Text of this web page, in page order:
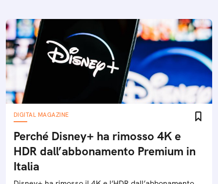
DIGITAL MAGAZINE
Perché Disney+ ha rimosso 4K e
HDR dall’abbonamento Premium in
Italia